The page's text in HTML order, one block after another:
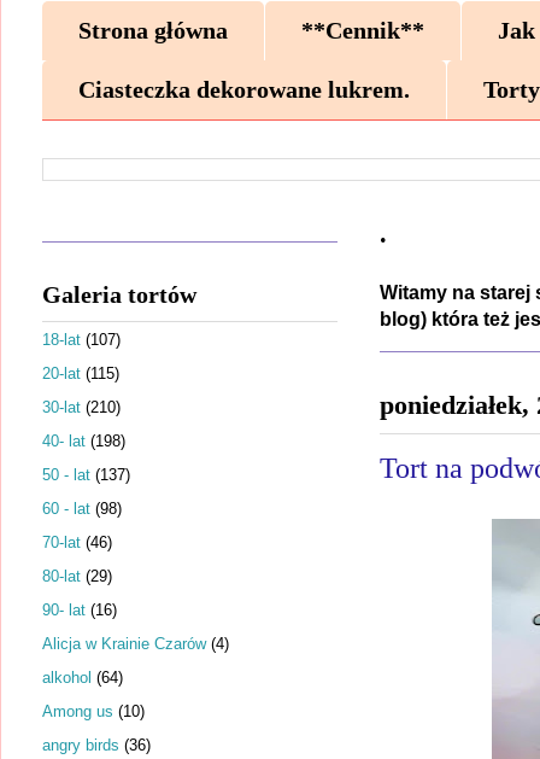
Strona główna **Cennik** Jak
Ciasteczka dekorowane lukrem.
.
Witamy na starej
blog) która też
Tort na
Galeria tortów
18-lat (107)
20-lat (115)
30-lat (210)
40- lat (198)
50 - lat (137)
60 - lat (98)
70-lat (46)
80-lat (29)
90- lat (16)
Alicja w Krainie Czarów (4)
alkohol (64)
Among us (10)
angry birds (36)